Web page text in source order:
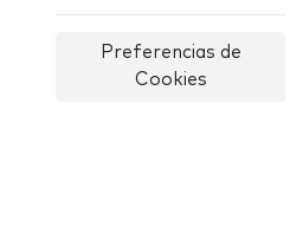
Preferencias de
Cookies